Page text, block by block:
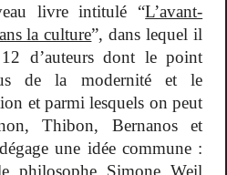
livre intitulé “L’avant-
la culture”, dans lequel il
d’auteurs dont le point
de la modernité et le
et parmi lesquels on peut
Thibon, Bernanos et
une idée commune :
philosophe Simone Weil